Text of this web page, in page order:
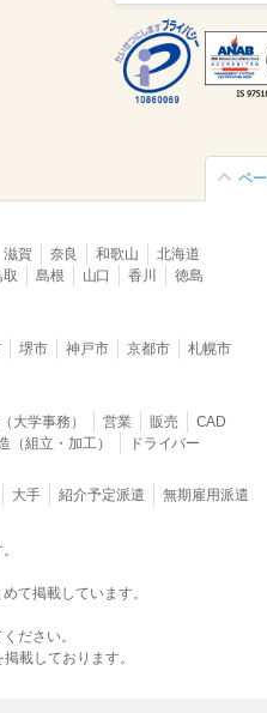
ペ
滋賀 奈良 和歌山
北海道
取 島根 山口 香川
徳島
堺市 神戸市 京都市
札幌市
大学事務） 営業 販売
CAD
（組立・加工） ドライバー
大手 紹介予定派遣
無期雇用派遣
て掲載しています。
ださい。
載しております。